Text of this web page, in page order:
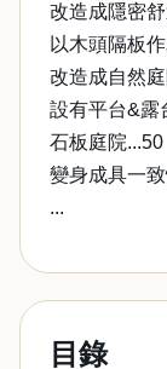
改造成隱密
以木頭隔板
改造成自然
設有平台&露
石板庭院...50
變身成具一
...
目錄